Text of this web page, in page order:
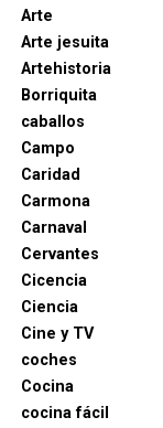
Arte
Arte jesuita
Artehistoria
Borriquita
caballos
Campo
Caridad
Carmona
Carnaval
Cervantes
Cicencia
Ciencia
Cine y TV
coches
Cocina
cocina fácil